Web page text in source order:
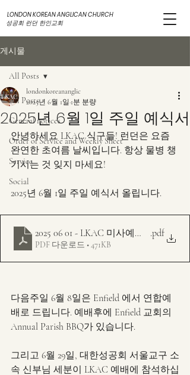
LONDON KOREAN ANGLICAN CHURCH
성공회 런던 한인교회
게시물
All Posts
General notices
Order of Service and Weekly Sheet
Service
Social
All Posts
2025년 6월 1일 주일 예식서
londonkoreananglic
2025년 6월 1일 1분 분량
안녕하세요 LKAC 식구들! 런던은 요즘
완연한 초여름 날씨입니다. 항상 물병 챙
기시는 것 잊지 마세요!
2025년 6월 1일 주일 예식서 올립니다.
2025 06 01 - LKAC 미사예문 주보 - 다
.pdf
PDF 다운로드 • 471KB
다음주일 6월 8일은 Enfield 에서 연합예
배로 드립니다. 예배후에 Enfield 교회의
Annual Parish BBQ가 있습니다.
그리고 6월 29일, 대한성공회 서울교구 소
속 신부님 세분이 LKAC 예배에 참석하십